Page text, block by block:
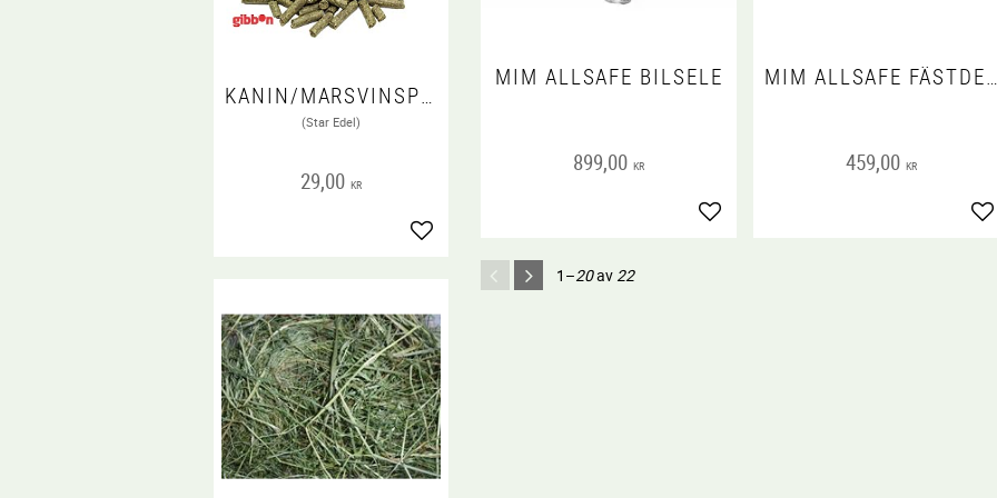
MIM ALLSAFE BILSELE
899,00 KR
Lägg till i favoriter
MIM ALLSAFE FÄSTDEL TILL BÄLTE
459,00 KR
1–20av 22
KANIN/MARSVINSPELLETS EDEL 1 KG
(Star Edel)
29,00 KR
Lägg till i favoriter